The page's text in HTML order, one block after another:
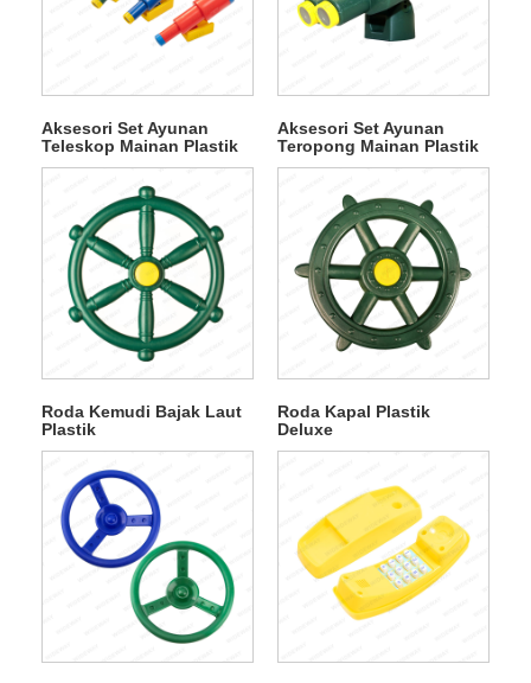
Aksesori Set Ayunan
Teleskop Mainan Plastik
Aksesori Set Ayunan
Teropong Mainan Plastik
Ekstra Besar
Roda Kemudi Bajak Laut
Plastik
Roda Kapal Plastik
Deluxe